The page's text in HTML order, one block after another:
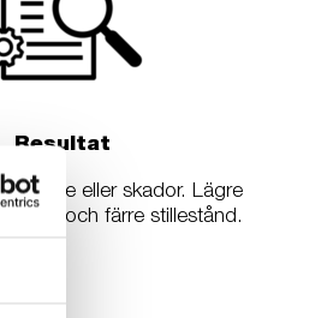
Resultat
slitage eller skador. Lägre
och färre stillestånd.